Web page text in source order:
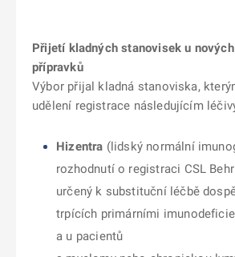
Přijetí kladných stanovisek u
přípravků
Výbor přijal kladná stanoviska,
udělení registrace následujícím
Hizentra (lidský normální
rozhodnutí o registraci CSL
určený k substituční léčbě
trpících primárními
a u pacientů